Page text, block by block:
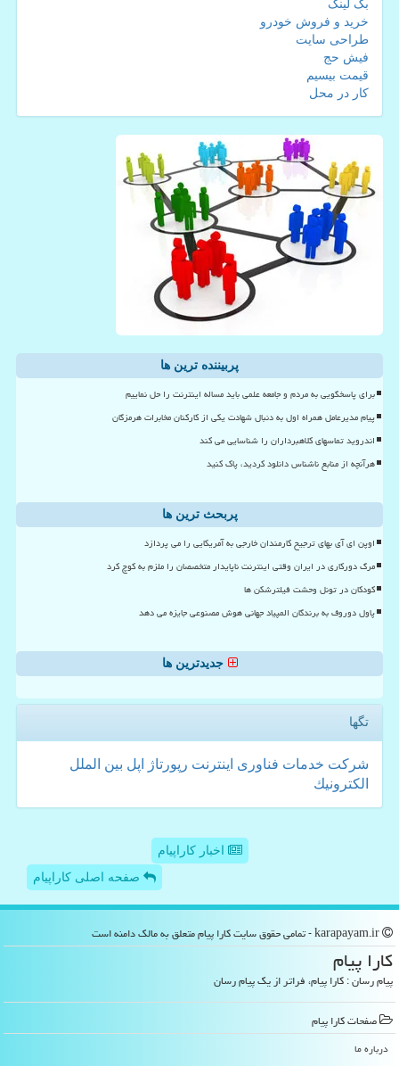
بک لینک
خرید و فروش خودرو
طراحی سایت
فیش حج
قیمت بیسیم
کار در محل
پربیننده ترین ها
برای پاسخگویی به مردم و جامعه علمی باید مساله اینترنت را حل نماییم
پیام مدیرعامل همراه اول به دنبال شهادت یکی از کارکنان مخابرات هرمزگان
اندروید تماسهای کلاهبرداران را شناسایی می کند
هرآنچه از منابع ناشناس دانلود کردید، پاک کنید
پربحث ترین ها
اوپن ای آی بهای ترجیح کارمندان خارجی به آمریکایی را می پردازد
مرگ دورکاری در ایران وقتی اینترنت ناپایدار متخصصان را ملزم به کوچ کرد
کودکان در تونل وحشت فیلترشکن ها
پاول دوروف به برندگان المپیاد جهانی هوش مصنوعی جایزه می دهد
جدیدترین ها
تگها
شركت خدمات فناوری اینترنت رپورتاژ اپل بین الملل
الكترونیك
اخبار کاراپیام
صفحه اصلی کاراپیام
كارا پیام
پیام رسان : کارا پیام، فراتر از یک پیام رسان
صفحات كارا پیام
درباره ما